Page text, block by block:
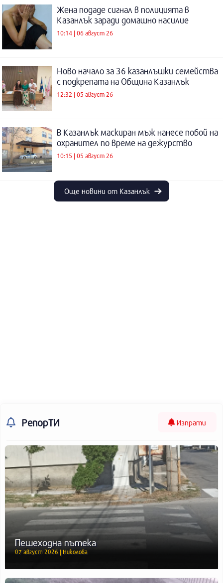
Жена подаде сигнал в полицията в
Казанлък заради домашно насилие
10:14 | 06 август 26
Ново начало за 36 казанлъшки семейства
с подкрепата на Община Казанлък
12:32 | 05 август 26
В Казанлък маскиран мъж нанесе побой на
охранител по време на дежурство
10:15 | 05 август 26
Още новини от Казанлък
РепорТИ Изпрати
Пешеходна пътека
07 август 2026 | Николова